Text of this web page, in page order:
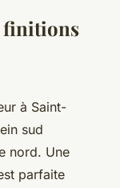
finitions
à Saint-
sud
nord. Une
parfaite